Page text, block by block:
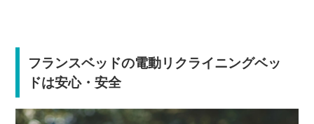
フランスベッドの電動リクライニングベッ
ドは安心・安全